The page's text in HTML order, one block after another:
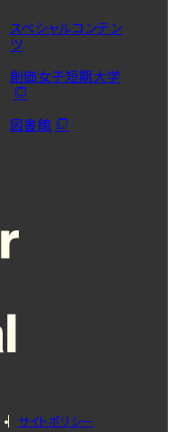
スペシャルコンテン
ツ
創価女子短期大学
図書館
サイトポリシー